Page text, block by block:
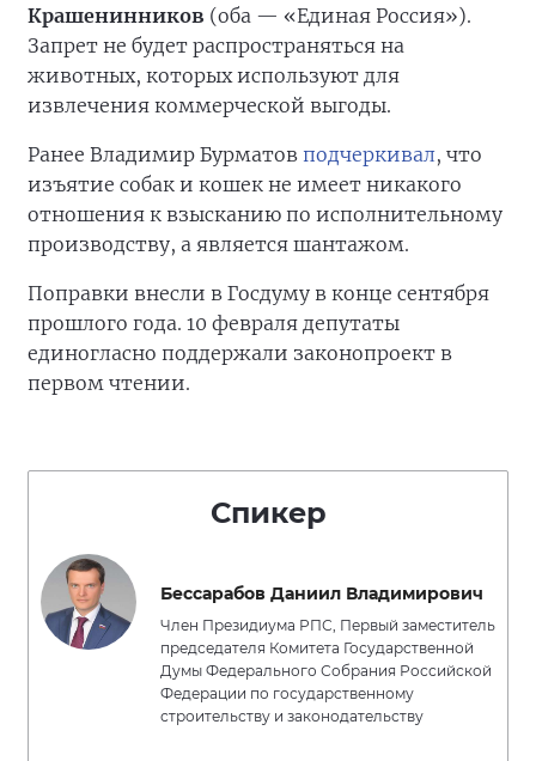
Крашенинников (оба — «Единая Россия»).
Запрет не будет распространяться на
животных, которых используют для
извлечения коммерческой выгоды.
Ранее Владимир Бурматов подчеркивал, что
изъятие собак и кошек не имеет никакого
отношения к взысканию по исполнительному
производству, а является шантажом.
Поправки внесли в Госдуму в конце сентября
прошлого года. 10 февраля депутаты
единогласно поддержали законопроект в
первом чтении.
Спикер
Бессарабов Даниил Владимирович
Член Президиума РПС, Первый заместитель
председателя Комитета Государственной
Думы Федерального Собрания Российской
Федерации по государственному
строительству и законодательству